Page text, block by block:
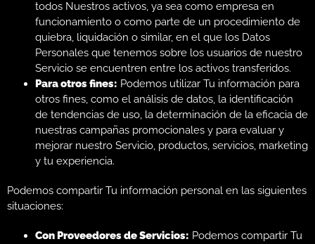
todos Nuestros activos, ya sea como empresa en
funcionamiento o como parte de un procedimiento de
quiebra, liquidación o similar, en el que los Datos
Personales que tenemos sobre los usuarios de nuestro
Servicio se encuentren entre los activos transferidos.
Para otros fines: Podemos utilizar Tu información para
otros fines, como el análisis de datos, la identificación
de tendencias de uso, la determinación de la eficacia de
nuestras campañas promocionales y para evaluar y
mejorar nuestro Servicio, productos, servicios, marketing
y tu experiencia.
Podemos compartir Tu información personal en las siguientes
situaciones:
Con Proveedores de Servicios: Podemos compartir Tu